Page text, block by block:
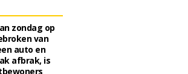
zondag op
van
auto en
afbrak, is